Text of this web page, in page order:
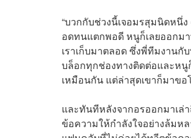
“บวกกับช่วงนี้เจอมรสุมนิดหนึ่
อดทนแตกพอดี หนูก็เลยออกม
เราเก็บมาตลอด ซึ่งพี่ทีมงาน
บล็อกทุกช่องทางติดต่อและหนู
เหมือนกัน แต่ล่าสุดเขาก็มาข
และทันทีหลังจากอรออกมาเล่
ข้อความให้กำลังใจอย่างล้มห